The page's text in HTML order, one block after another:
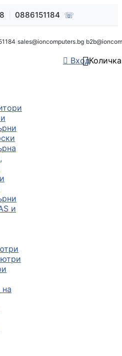
0886151184 ☏
sales@ioncomputers.bg
 Вход
Количка
и